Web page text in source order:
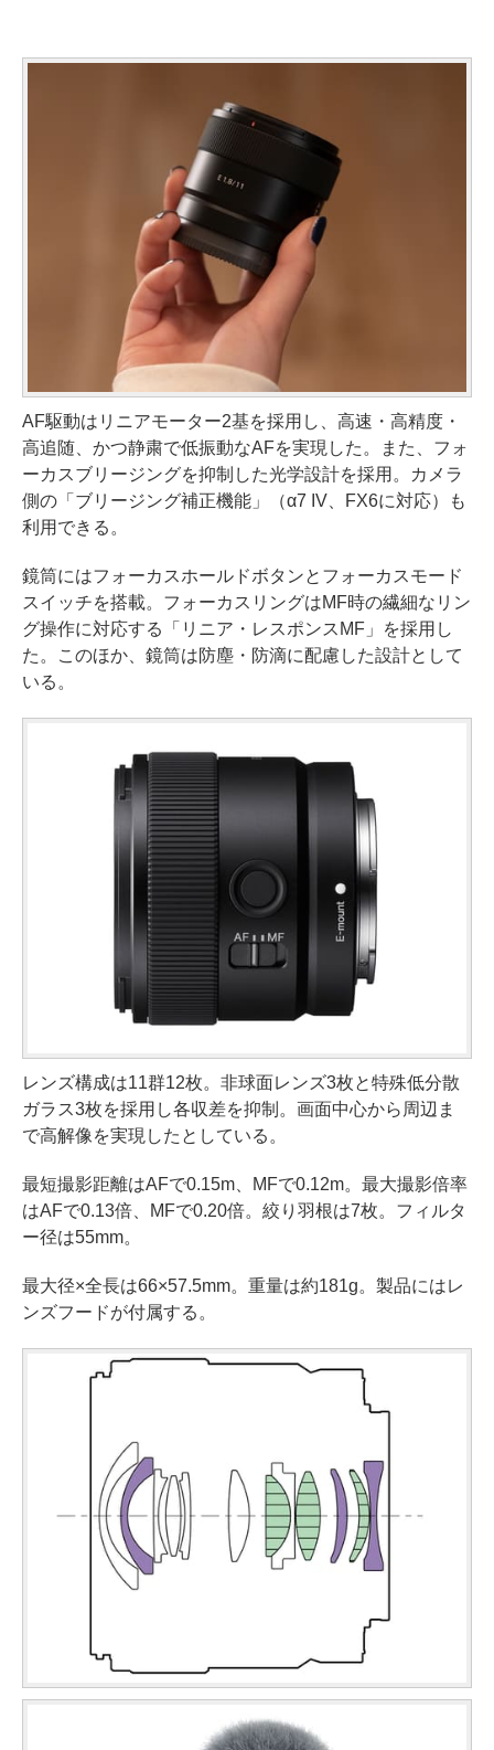
AF駆動はリニアモーター2基を採用し、高速・高精度・
高追随、かつ静粛で低振動なAFを実現した。また、フォ
ーカスブリージングを抑制した光学設計を採用。カメラ
側の「ブリージング補正機能」（α7 IV、FX6に対応）も
利用できる。
鏡筒にはフォーカスホールドボタンとフォーカスモード
スイッチを搭載。フォーカスリングはMF時の繊細なリン
グ操作に対応する「リニア・レスポンスMF」を採用し
た。このほか、鏡筒は防塵・防滴に配慮した設計として
いる。
レンズ構成は11群12枚。非球面レンズ3枚と特殊低分散
ガラス3枚を採用し各収差を抑制。画面中心から周辺ま
で高解像を実現したとしている。
最短撮影距離はAFで0.15m、MFで0.12m。最大撮影倍率
はAFで0.13倍、MFで0.20倍。絞り羽根は7枚。フィルタ
ー径は55mm。
最大径×全長は66×57.5mm。重量は約181g。製品にはレ
ンズフードが付属する。